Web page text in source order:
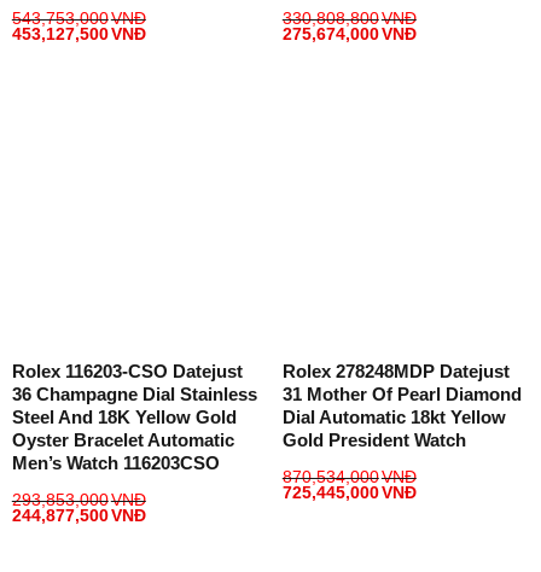
543,753,000VNĐ
453,127,500VNĐ
330,808,800VNĐ
275,674,000VNĐ
Rolex 116203-CSO Datejust
36 Champagne Dial Stainless
Steel And 18K Yellow Gold
Oyster Bracelet Automatic
Men’s Watch 116203CSO
293,853,000VNĐ
244,877,500VNĐ
Rolex 278248MDP Datejust
31 Mother Of Pearl Diamond
Dial Automatic 18kt Yellow
Gold President Watch
870,534,000VNĐ
725,445,000VNĐ